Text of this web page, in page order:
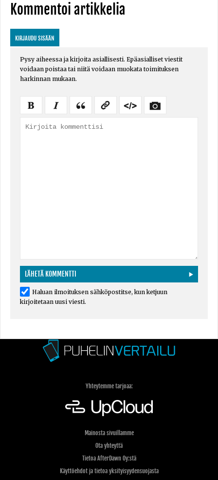
Kommentoi artikkelia
KIRJAUDU SISÄÄN
Pysy aiheessa ja kirjoita asiallisesti. Epäasialliset viestit
voidaan poistaa tai niitä voidaan muokata toimituksen
harkinnan mukaan.
Haluan ilmoituksen sähköpostitse, kun ketjuun
kirjoitetaan uusi viesti.
Yhteytemme tarjoaa:
Mainosta sivuillamme
Ota yhteyttä
Tietoa AfterDawn Oy:stä
Käyttöehdot ja tietoa yksityisyydensuojasta